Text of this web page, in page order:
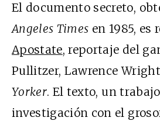
El documento secreto,
Angeles Times en 1985, es
Apostate, reportaje del
Pullitzer, Lawrence
Yorker. El texto, un
investigación con el